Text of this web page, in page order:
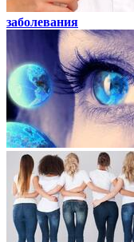
заболевания